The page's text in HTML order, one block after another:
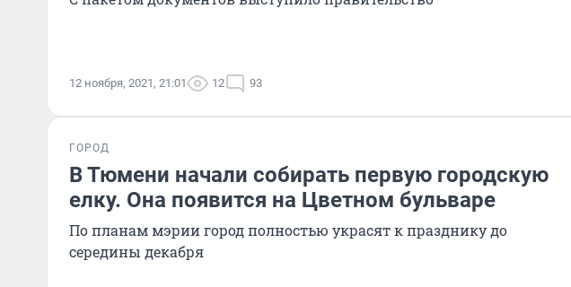
12 ноября, 2021, 21:01 12 93
ГОРОД
В Тюмени начали собирать первую городскую
елку. Она появится на Цветном бульваре
По планам мэрии город полностью украсят к празднику до
середины декабря